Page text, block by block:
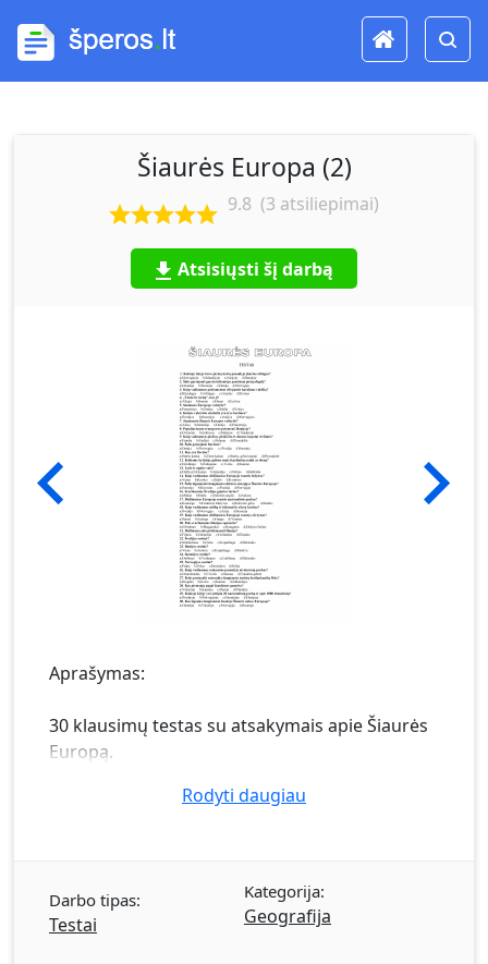
Šiaurės Europa (2)
9.8 (3 atsiliepimai)
Atsisiųsti šį darbą
Aprašymas:
30 klausimų testas su atsakymais apie Šiaurės
Europą.
Rodyti daugiau
Darbo tipas:
Testai
Kategorija:
Geografija